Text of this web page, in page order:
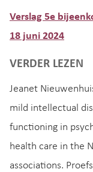
Verslag 5e
18 juni 2024
VERDER LEZEN
Jeanet
mild intellectual
functioning in
health care in the
associations.